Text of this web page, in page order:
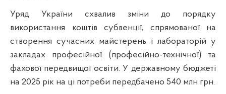
Уряд України схвалив зміни до порядку
використання коштів субвенції, спрямованої на
створення сучасних майстерень і лабораторій у
закладах професійної (професійно-технічної) та
фахової передвищої освіти. У державному бюджеті
на 2025 рік на ці потреби передбачено 540 млн грн.